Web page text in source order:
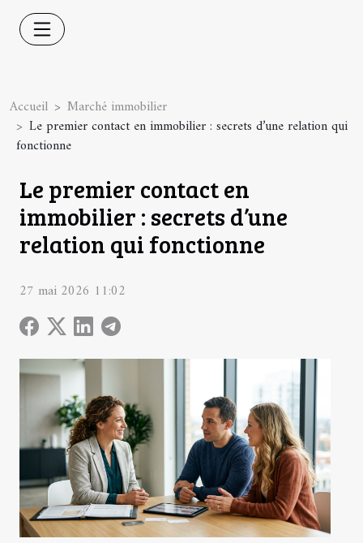
Accueil
Marché immobilier
Le premier contact en immobilier : secrets d’une relation qui
fonctionne
Le premier contact en
immobilier : secrets d’une
relation qui fonctionne
27 mai 2026 11:02